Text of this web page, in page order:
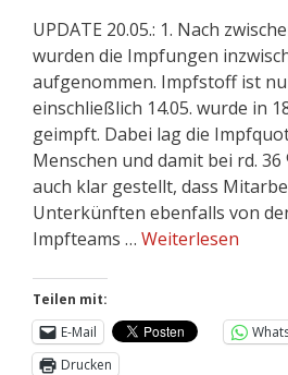
UPDATE 20.05.: 1. Nach
wurden die Impfungen
aufgenommen. Impfstoff ist
einschließlich 14.05. wurde in
geimpft. Dabei lag die
Menschen und damit bei rd. 36
auch klar gestellt, dass
Unterkünften ebenfalls von
Impfteams … Weiterlesen
Teilen mit:
E-Mail
Drucken